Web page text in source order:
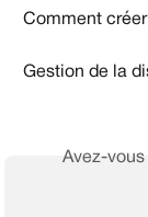
Comment
Gestion de la
Avez-